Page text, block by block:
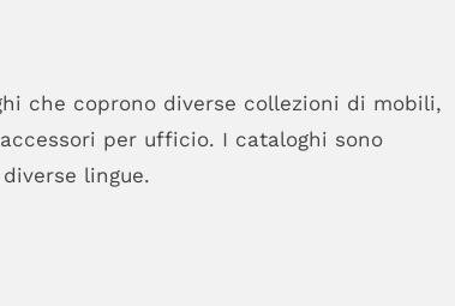
che coprono diverse collezioni di mobili,
per ufficio. I cataloghi sono
lingue.